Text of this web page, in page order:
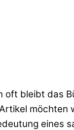
bleibt das
möchten
eines